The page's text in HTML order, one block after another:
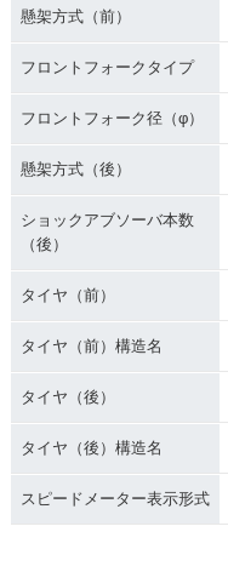
懸架方式（前）
フロントフォークタイプ
フロントフォーク径（φ）
懸架方式（後）
ショックアブソーバ本数
（後）
タイヤ（前）
タイヤ（前）構造名
タイヤ（後）
タイヤ（後）構造名
スピードメーター表示形式